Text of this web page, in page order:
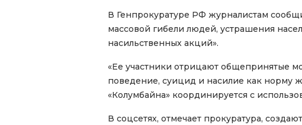
В Генпрокуратуре РФ журналистам
массовой гибели людей, устрашения
насильственных акций».
«Ее участники отрицают общепринятые
поведение, суицид и насилие как норму
«Колумбайна» координируется с
В соцсетях, отмечает прокуратура,